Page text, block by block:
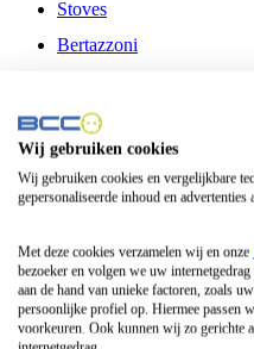
Stoves
Bertazzoni
Fitelli
Airfryer
Frituurpan
Contactgrill
Broodbakmachine
Broodrooster
Wij gebruiken cookies
Wij gebruiken cookies en vergelijkbare
gepersonaliseerde inhoud en advertenties
Met deze cookies verzamelen wij en onze
bezoeker en volgen we uw
aan de hand van unieke factoren, zoals
persoonlijke profiel op. Hiermee passen
voorkeuren. Ook kunnen wij zo gerichte